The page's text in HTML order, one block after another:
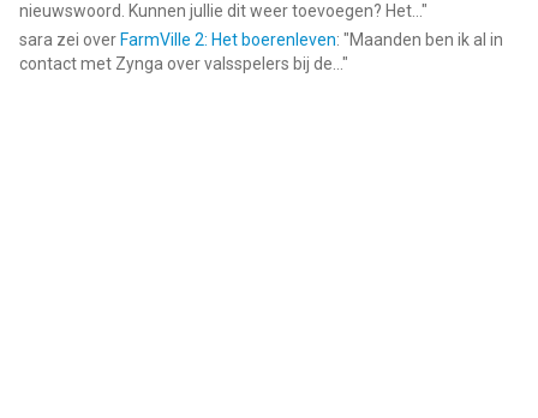
nieuwswoord. Kunnen jullie dit weer toevoegen? Het... "
sara zei over FarmVille 2: Het boerenleven: "Maanden ben ik al in
contact met Zynga over valsspelers bij de... "